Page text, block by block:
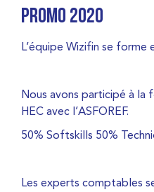
PROMO 2020
L’équipe Wizifin se forme
Nous avons participé à la
HEC avec l’ASFOREF.
50% Softskills 50%
Les experts comptables